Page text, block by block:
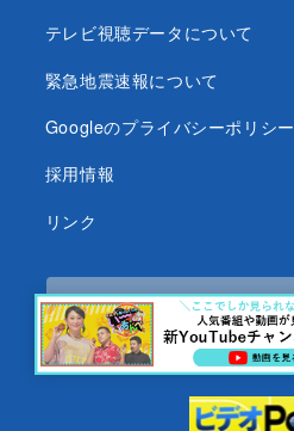
テレビ視聴データについて
緊急地震速報について
Googleのプライバシーポリシー
採用情報
リンク